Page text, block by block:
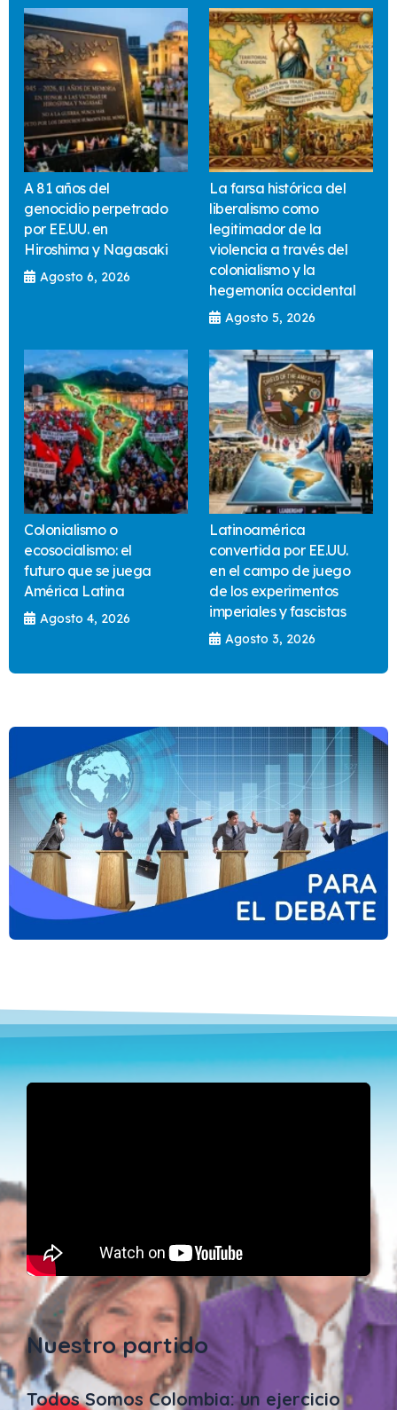
A 81 años del
genocidio perpetrado
por EE.UU. en
Hiroshima y Nagasaki
Agosto 6, 2026
La farsa histórica del
liberalismo como
legitimador de la
violencia a través del
colonialismo y la
hegemonía occidental
Agosto 5, 2026
Colonialismo o
ecosocialismo: el
futuro que se juega
América Latina
Agosto 4, 2026
Latinoamérica
convertida por EE.UU.
en el campo de juego
de los experimentos
imperiales y fascistas
Agosto 3, 2026
Nuestro partido
Todos Somos Colombia: un ejercicio